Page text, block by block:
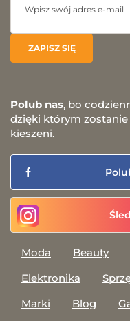
Polub nas, bo
dzięki którym zostanie
kieszeni.
Moda Beauty
Elektronika
Marki
Blog